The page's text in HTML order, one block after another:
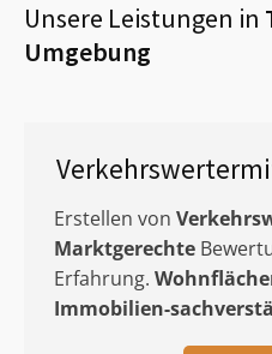
Unsere Leistungen in
Umgebung
Erstellen von
Marktgerechte
Erfahrung.
Immobilien-